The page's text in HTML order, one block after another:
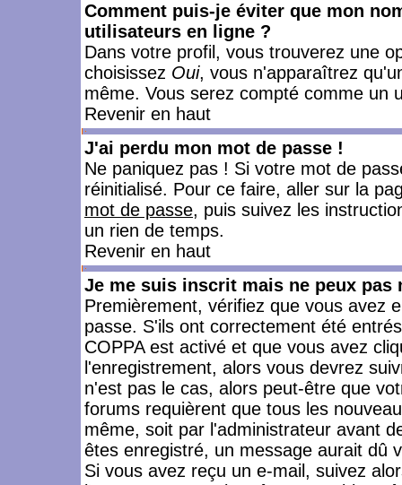
Comment puis-je éviter que mon
utilisateurs en ligne ?
Dans votre profil, vous trouverez une
choisissez Oui, vous n'apparaîtrez
même. Vous serez compté comme un
Revenir en haut
J'ai perdu mon mot de passe !
Ne paniquez pas ! Si votre mot de
réinitialisé. Pour ce faire, aller sur la
mot de passe, puis suivez les
un rien de temps.
Revenir en haut
Je me suis inscrit mais ne peux pas
Premièrement, vérifiez que vous avez
passe. S'ils ont correctement été
COPPA est activé et que vous avez
l'enregistrement, alors vous devrez
n'est pas le cas, alors peut-être que
forums requièrent que tous les
même, soit par l'administrateur avant
êtes enregistré, un message aurait dû
Si vous avez reçu un e-mail, suivez